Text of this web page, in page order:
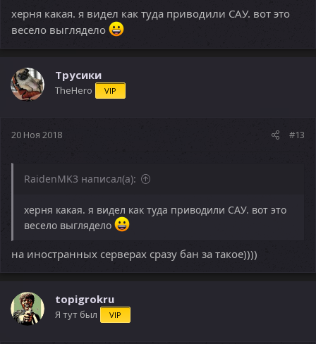
херня какая. я видел как туда приводили САУ. вот это
весело выглядело
Трусики
TheHero VIP
20 Ноя 2018 #13
RaidenMK3 написал(а):
херня какая. я видел как туда приводили САУ. вот это
весело выглядело
на иностранных серверах сразу бан за такое))))
topigrokru
Я тут был VIP